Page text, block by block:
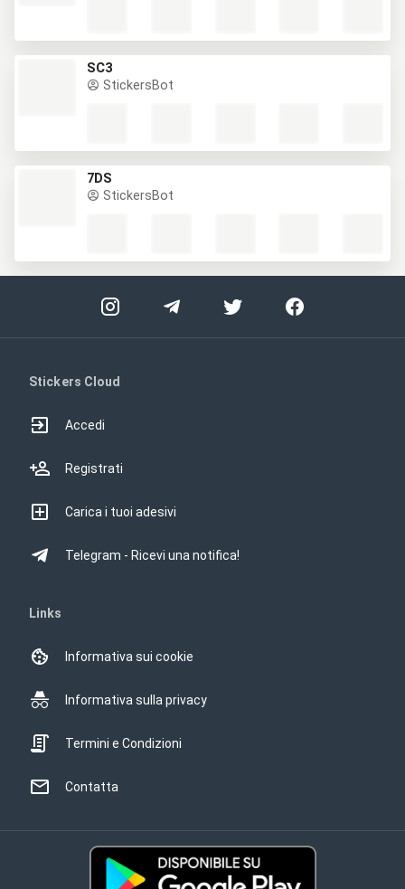
SC3
StickersBot
7DS
StickersBot
Stickers Cloud
Accedi
Registrati
Carica i tuoi adesivi
Telegram - Ricevi una notifica!
Links
Informativa sui cookie
Informativa sulla privacy
Termini e Condizioni
Contatta